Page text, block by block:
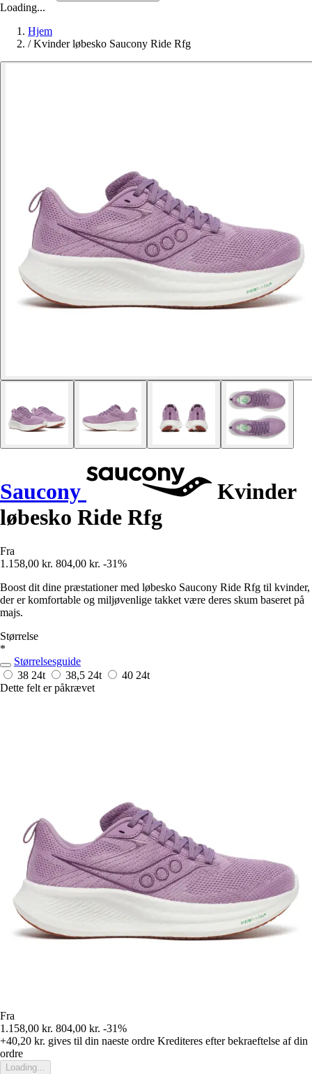
Loading...
Hjem
/ Kvinder løbesko Saucony Ride Rfg
Saucony
Kvinder
løbesko Ride Rfg
Fra
1.158,00 kr. 804,00 kr. -31%
Boost dit dine præstationer med løbesko Saucony Ride Rfg til kvinder,
der er komfortable og miljøvenlige takket være deres skum baseret på
majs.
Størrelse
*
Størrelsesguide
38 24t 38,5 24t 40 24t
Dette felt er påkrævet
Fra
1.158,00 kr. 804,00 kr. -31%
+40,20 kr. gives til din naeste ordre Krediteres efter bekraeftelse af din
ordre
Loading...